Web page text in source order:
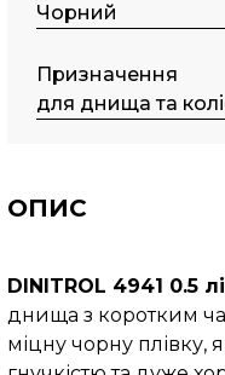
Чорний
Призначення
для днища та
ОПИС
DINITROL 4941 0.5
днища з коротким
міцну чорну плівку,